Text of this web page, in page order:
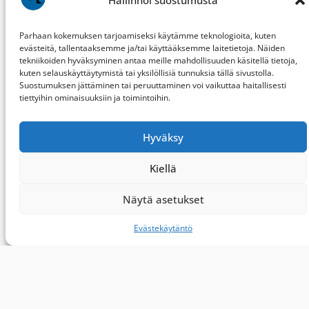
Parhaan kokemuksen tarjoamiseksi käytämme teknologioita, kuten
evästeitä, tallentaaksemme ja/tai käyttääksemme laitetietoja. Näiden
tekniikoiden hyväksyminen antaa meille mahdollisuuden käsitellä tietoja,
kuten selauskäyttäytymistä tai yksilöllisiä tunnuksia tällä sivustolla.
Suostumuksen jättäminen tai peruuttaminen voi vaikuttaa haitallisesti
tiettyihin ominaisuuksiin ja toimintoihin.
Hyväksy
Kiellä
Näytä asetukset
Evästekäytäntö
BirdLife Keski-Suomi ry
ksly[@]birdlife.fi
Koivisto, Juho Hartikka, Ossi Nokelainen, Sami